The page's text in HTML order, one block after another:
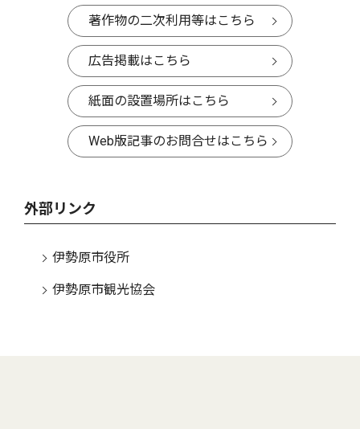
著作物の二次利用等はこちら
広告掲載はこちら
紙面の設置場所はこちら
Web版記事のお問合せはこちら
外部リンク
伊勢原市役所
伊勢原市観光協会